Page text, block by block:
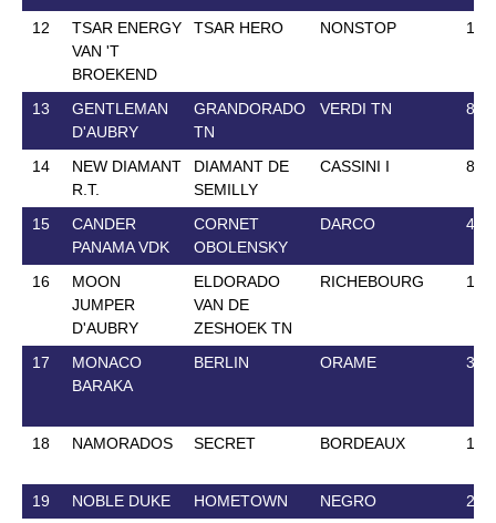
12
TSAR ENERGY
VAN 'T
BROEKEND
TSAR HERO NONSTOP 12
13
GENTLEMAN
D'AUBRY
GRANDORADO
TN
VERDI TN 8
14
NEW DIAMANT
R.T.
DIAMANT DE
SEMILLY
CASSINI I 8
15
CANDER
PANAMA VDK
CORNET
OBOLENSKY
DARCO 4
16
MOON
JUMPER
D'AUBRY
ELDORADO
VAN DE
ZESHOEK TN
RICHEBOURG 11
17
MONACO
BARAKA
BERLIN ORAME 31
18 NAMORADOS SECRET BORDEAUX 1
19 NOBLE DUKE HOMETOWN NEGRO 20